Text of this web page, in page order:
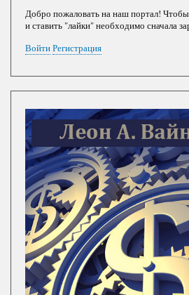
Добро пожаловать на наш портал!
и ставить "лайки" необходимо сначала
ВойтиРегистрация